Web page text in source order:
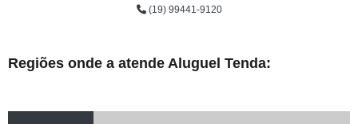
(19) 99441-9120
Regiões onde a atende Aluguel Tenda: